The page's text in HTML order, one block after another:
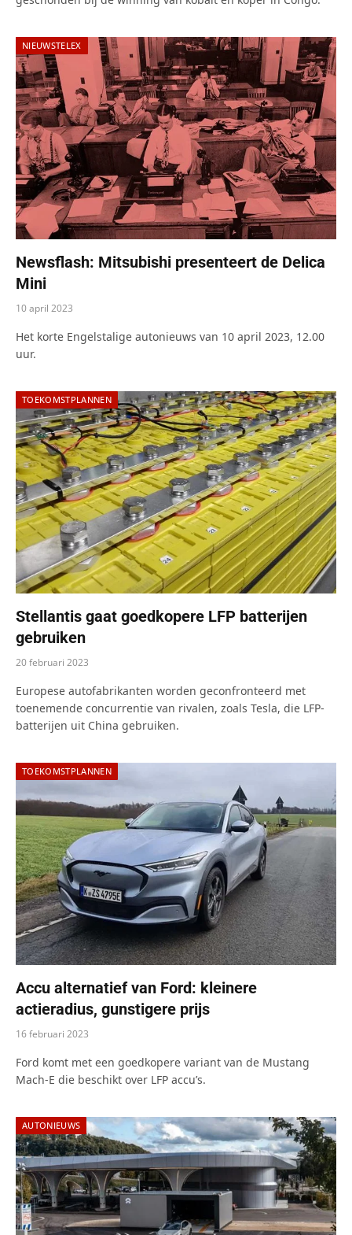
NIEUWSTELEX
Newsflash: Mitsubishi presenteert de Delica
Mini
10 april 2023
Het korte Engelstalige autonieuws van 10 april 2023, 12.00
uur.
TOEKOMSTPLANNEN
Stellantis gaat goedkopere LFP batterijen
gebruiken
20 februari 2023
Europese autofabrikanten worden geconfronteerd met
toenemende concurrentie van rivalen, zoals Tesla, die LFP-
batterijen uit China gebruiken.
TOEKOMSTPLANNEN
Accu alternatief van Ford: kleinere
actieradius, gunstigere prijs
16 februari 2023
Ford komt met een goedkopere variant van de Mustang
Mach-E die beschikt over LFP accu’s.
AUTONIEUWS